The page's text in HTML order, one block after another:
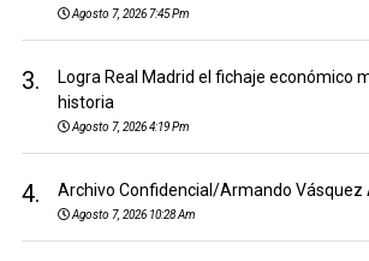
Agosto 7, 2026 7:45 Pm
3.
Logra Real Madrid el fichaje económico
historia
Agosto 7, 2026 4:19 Pm
4. Archivo Confidencial/Armando Vásquez
Agosto 7, 2026 10:28 Am